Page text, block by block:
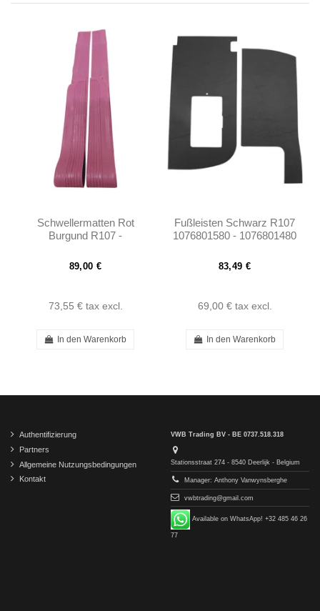
Schwellermatten Rot
Burgund R107 -
89,00 €
73,55 € tax excl.
In den Warenkorb
Fußleisten Schwarz R107
1076801580 - 1076801480
A1076801480
83,49 €
69,00 € tax excl.
In den Warenkorb
Authentifizierung
Partners
Allgemeine Nutzungsbedingungen
Kontakt
VWB Trading BV - BE 0737.518.318
Stationsstraat 274 - 8540 Deerlijk - Belgium
Manager: Anthony Vanwynsberghe
vwbtrading@gmail.com
Available on WhatsApp! +32 485 46 26
77